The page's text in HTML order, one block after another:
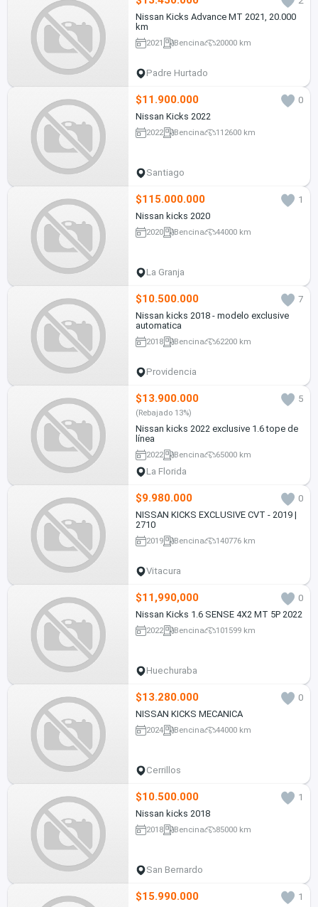
Nissan Kicks Advance MT 2021, 20.000
km
2021 Bencina 20000 km
Padre Hurtado
$11.900.000
0
Nissan Kicks 2022
2022 Bencina 112600 km
Santiago
$115.000.000
1
Nissan kicks 2020
2020 Bencina 44000 km
La Granja
$10.500.000
7
Nissan kicks 2018 - modelo exclusive
automatica
2018 Bencina 62200 km
Providencia
$13.900.000 5
(Rebajado 13%)
Nissan kicks 2022 exclusive 1.6 tope de
línea
2022 Bencina 65000 km
La Florida
$9.980.000
0
NISSAN KICKS EXCLUSIVE CVT - 2019 |
2710
2019 Bencina 140776 km
Vitacura
$11,990,000
0
Nissan Kicks 1.6 SENSE 4X2 MT 5P 2022
2022 Bencina 101599 km
Huechuraba
$13.280.000
0
NISSAN KICKS MECANICA
2024 Bencina 44000 km
Cerrillos
$10.500.000
1
Nissan kicks 2018
2018 Bencina 85000 km
San Bernardo
$15.990.000
1